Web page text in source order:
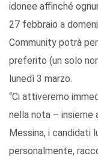
idonee affinché
27 febbraio a
Community potrà
preferito (un solo
lunedì 3 marzo.
“Ci attiveremo
nella nota – insieme
Messina, i candidati
personalmente,